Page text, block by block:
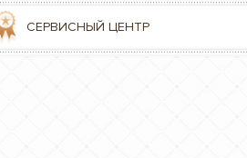
СЕРВИСНЫЙ ЦЕНТР